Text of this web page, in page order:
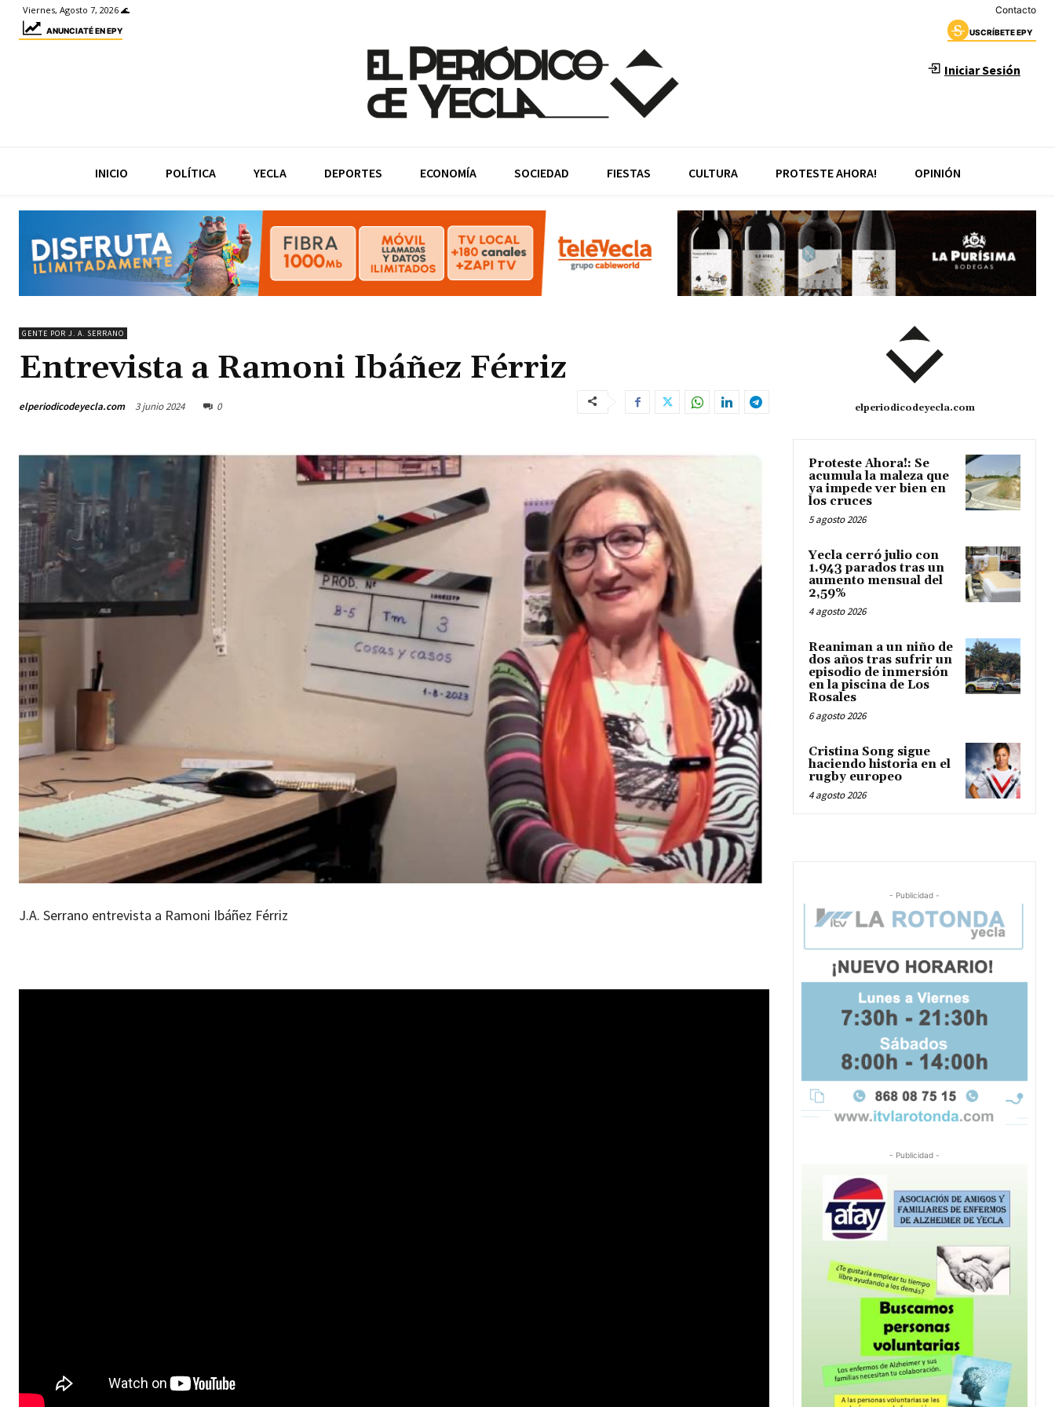
Viernes, Agosto 7, 2026 🌊 Contacto
ANUNCIATÉ EN EPY USCRÍBETE EPY
Iniciar Sesión
INICIO POLÍTICA YECLA DEPORTES ECONOMÍA SOCIEDAD FIESTAS CULTURA PROTESTE AHORA! OPINIÓN
GENTE POR J. A. SERRANO
Entrevista a Ramoni Ibáñez Férriz
elperiodicodeyecla.com 3 junio 2024 0
J.A. Serrano entrevista a Ramoni Ibáñez Férriz
elperiodicodeyecla.com
Proteste Ahora!: Se
acumula la maleza que
ya impede ver bien en
los cruces
5 agosto 2026
Yecla cerró julio con
1.943 parados tras un
aumento mensual del
2,59%
4 agosto 2026
Reaniman a un niño de
dos años tras sufrir un
episodio de inmersión
en la piscina de Los
Rosales
6 agosto 2026
Cristina Song sigue
haciendo historia en el
rugby europeo
4 agosto 2026
- Publicidad -
- Publicidad -